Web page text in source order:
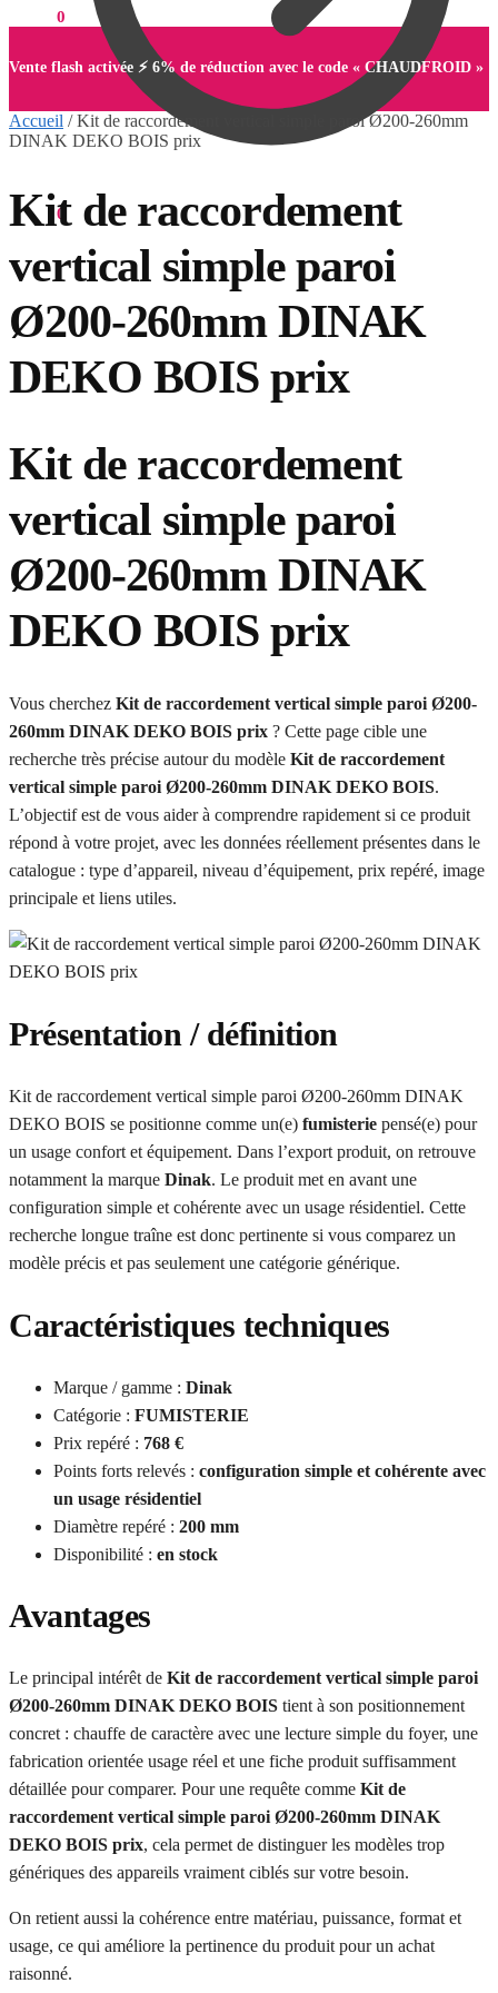
0,00 0
0
Vente flash activée ⚡ 6% de réduction avec le code « CHAUDFROID »
Accueil /Kit de raccordement vertical simple paroi Ø200-260mm
DINAK DEKO BOIS prix
Kit de raccordement
vertical simple paroi
Ø200-260mm DINAK
DEKO BOIS prix
Kit de raccordement
vertical simple paroi
Ø200-260mm DINAK
DEKO BOIS prix
Vous cherchez Kit de raccordement vertical simple paroi Ø200-
260mm DINAK DEKO BOIS prix ? Cette page cible une
recherche très précise autour du modèle Kit de raccordement
vertical simple paroi Ø200-260mm DINAK DEKO BOIS.
L’objectif est de vous aider à comprendre rapidement si ce produit
répond à votre projet, avec les données réellement présentes dans le
catalogue : type d’appareil, niveau d’équipement, prix repéré, image
principale et liens utiles.
Présentation / définition
Kit de raccordement vertical simple paroi Ø200-260mm DINAK
DEKO BOIS se positionne comme un(e) fumisterie pensé(e) pour
un usage confort et équipement. Dans l’export produit, on retrouve
notamment la marque Dinak. Le produit met en avant une
configuration simple et cohérente avec un usage résidentiel. Cette
recherche longue traîne est donc pertinente si vous comparez un
modèle précis et pas seulement une catégorie générique.
Caractéristiques techniques
Marque / gamme : Dinak
Catégorie : FUMISTERIE
Prix repéré : 768 €
Points forts relevés : configuration simple et cohérente avec
un usage résidentiel
Diamètre repéré : 200 mm
Disponibilité : en stock
Avantages
Le principal intérêt de Kit de raccordement vertical simple paroi
Ø200-260mm DINAK DEKO BOIS tient à son positionnement
concret : chauffe de caractère avec une lecture simple du foyer, une
fabrication orientée usage réel et une fiche produit suffisamment
détaillée pour comparer. Pour une requête comme Kit de
raccordement vertical simple paroi Ø200-260mm DINAK
DEKO BOIS prix, cela permet de distinguer les modèles trop
génériques des appareils vraiment ciblés sur votre besoin.
On retient aussi la cohérence entre matériau, puissance, format et
usage, ce qui améliore la pertinence du produit pour un achat
raisonné.